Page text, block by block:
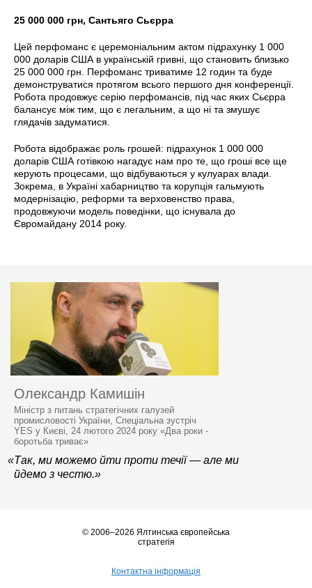
25 000 000 грн, Сантьяго Сьєрра
Цей перфоманс є церемоніальним актом підрахунку 1 000
000 доларів США в українській гривні, що становить близько
25 000 000 грн. Перфоманс триватиме 12 годин та буде
демонструватися протягом всього першого дня конференції.
Робота продовжує серію перфомансів, під час яких Сьєрра
балансує між тим, що є легальним, а що ні та змушує
глядачів задуматися.
Робота відображає роль грошей: підрахунок 1 000 000
доларів США готівкою нагадує нам про те, що гроші все ще
керують процесами, що відбуваються у кулуарах влади.
Зокрема, в Україні хабарництво та корупція гальмують
модернізацію, реформи та верховенство права,
продовжуючи модель поведінки, що існувала до
Євромайдану 2014 року.
Олександр Камишін
Міністр з питань стратегічних галузей
промисловості України, Спеціальна зустріч
YES у Києві, 24 лютого 2024 року «Два роки -
боротьба триває»
«Так, ми можемо йти проти течії — але ми
йдемо з честю.»
© 2006–2026 Ялтинська європейська
стратегія
Контактна інформація